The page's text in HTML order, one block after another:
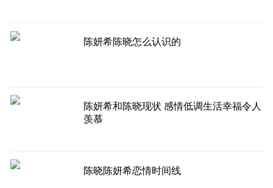
陈妍希陈晓怎么认识的
陈妍希和陈晓现状 感情低调生活幸福令人
羡慕
陈晓陈妍希恋情时间线